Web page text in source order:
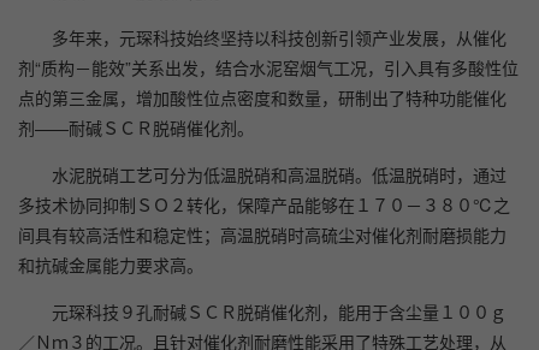
多年来，元琛科技始终坚持以科技创新引领产业发展，从催化
剂“质构－能效”关系出发，结合水泥窑烟气工况，引入具有多酸性位
点的第三金属，增加酸性位点密度和数量，研制出了特种功能催化
剂——耐碱ＳＣＲ脱硝催化剂。
水泥脱硝工艺可分为低温脱硝和高温脱硝。低温脱硝时，通过
多技术协同抑制ＳＯ２转化，保障产品能够在１７０－３８０℃之
间具有较高活性和稳定性；高温脱硝时高硫尘对催化剂耐磨损能力
和抗碱金属能力要求高。
元琛科技９孔耐碱ＳＣＲ脱硝催化剂，能用于含尘量１００ｇ
／Ｎｍ３的工况。且针对催化剂耐磨性能采用了特殊工艺处理，从